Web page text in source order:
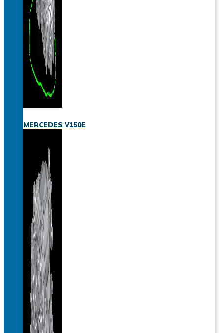
MERCEDES V150E